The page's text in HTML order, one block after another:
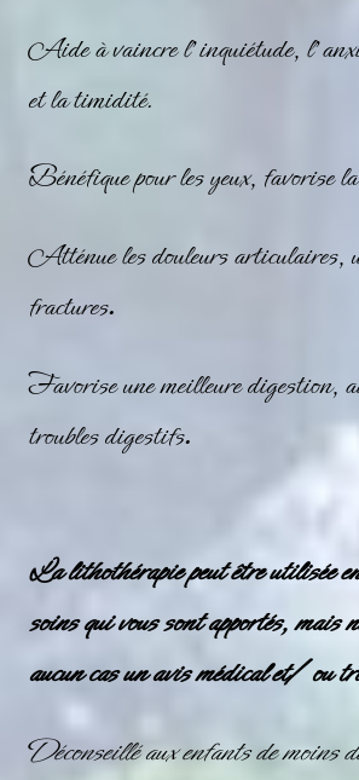
Aide à vaincre l’inquiétude,
et la timidité.
Bénéfique pour les yeux, favorise
Atténue les douleurs articulaires,
fractures.
Favorise une meilleure digestion,
troubles digestifs.
La lithothérapie peut être utilisée
soins qui vous sont apportés, mais
aucun cas un avis médical et/ ou
Déconseillé aux enfants de moins